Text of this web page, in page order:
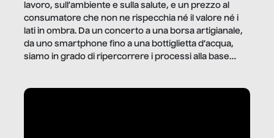
lavoro, sull’ambiente e sulla salute, e un prezzo al
consumatore che non ne rispecchia né il valore né i
lati in ombra. Da un concerto a una borsa artigianale,
da uno smartphone fino a una bottiglietta d’acqua,
siamo in grado di ripercorrere i processi alla base
dietro gli oggetti e i servizi che fanno la nostra vita